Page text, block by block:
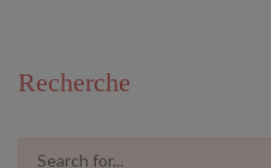
sur sur
Recherche